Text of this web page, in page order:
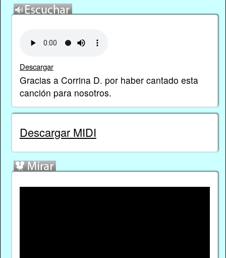
Descargar
Gracias a Corrina D. por haber cantado esta
canción para nosotros.
Descargar MIDI